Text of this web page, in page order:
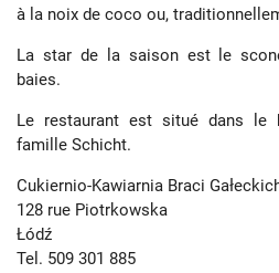
à la noix de coco ou,
La star de la saison est le
baies.
Le restaurant est situé dans le
famille Schicht.
Cukiernio-Kawiarnia Braci
128 rue Piotrkowska
Łódź
Tel. 509 301 885